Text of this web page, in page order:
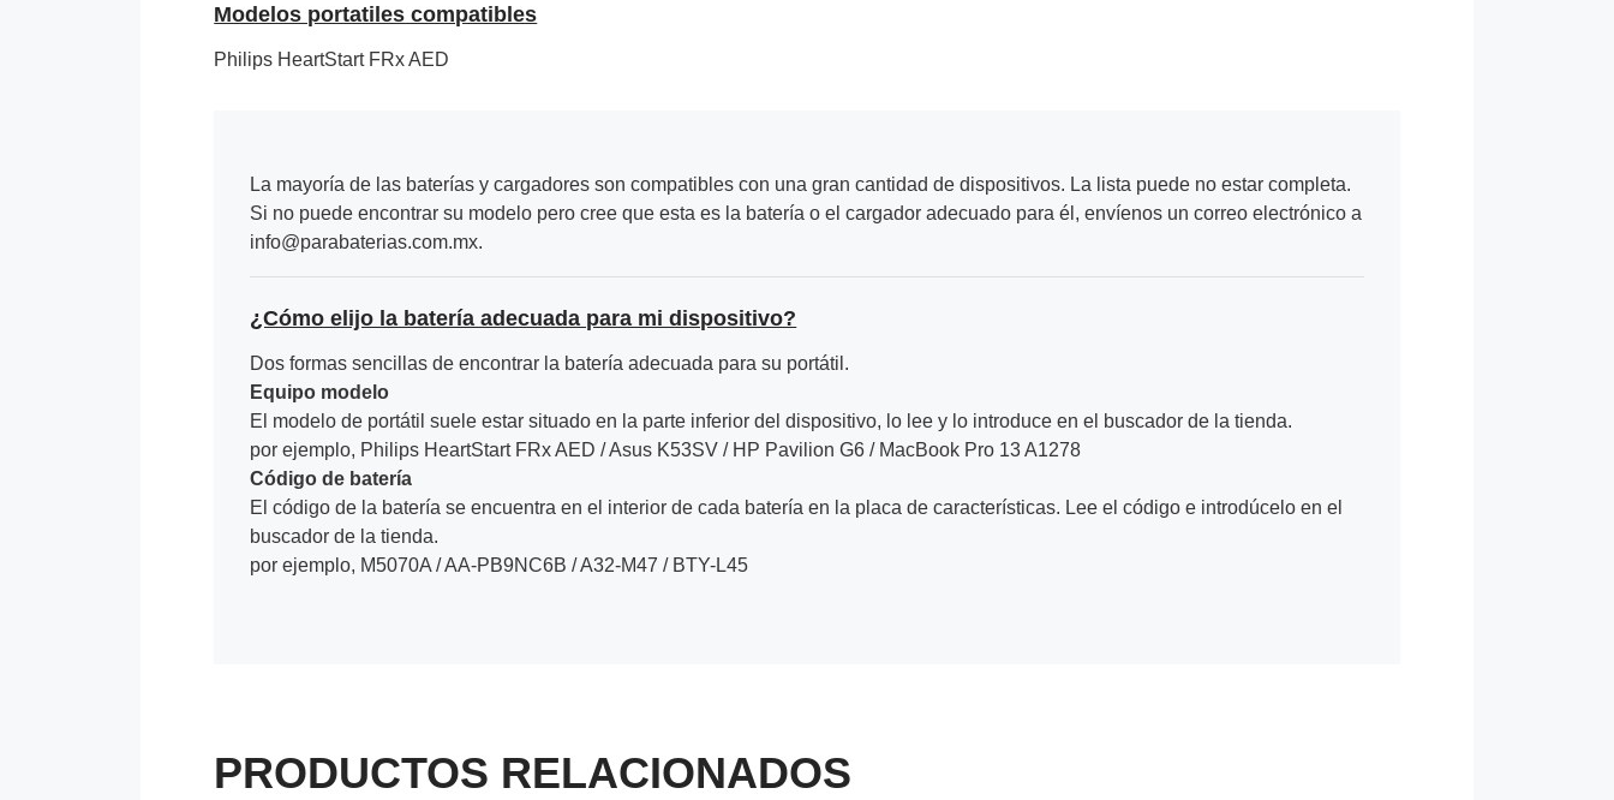
Modelos portatiles compatibles
Philips HeartStart FRx AED
La mayoría de las baterías y cargadores son compatibles con una gran cantidad de dispositivos. La lista puede no estar completa.
Si no puede encontrar su modelo pero cree que esta es la batería o el cargador adecuado para él, envíenos un correo electrónico a
info@parabaterias.com.mx.
¿Cómo elijo la batería adecuada para mi dispositivo?
Dos formas sencillas de encontrar la batería adecuada para su portátil.
Equipo modelo
El modelo de portátil suele estar situado en la parte inferior del dispositivo, lo lee y lo introduce en el buscador de la tienda.
por ejemplo, Philips HeartStart FRx AED / Asus K53SV / HP Pavilion G6 / MacBook Pro 13 A1278
Código de batería
El código de la batería se encuentra en el interior de cada batería en la placa de características. Lee el código e introdúcelo en el
buscador de la tienda.
por ejemplo, M5070A / AA-PB9NC6B / A32-M47 / BTY-L45
PRODUCTOS RELACIONADOS